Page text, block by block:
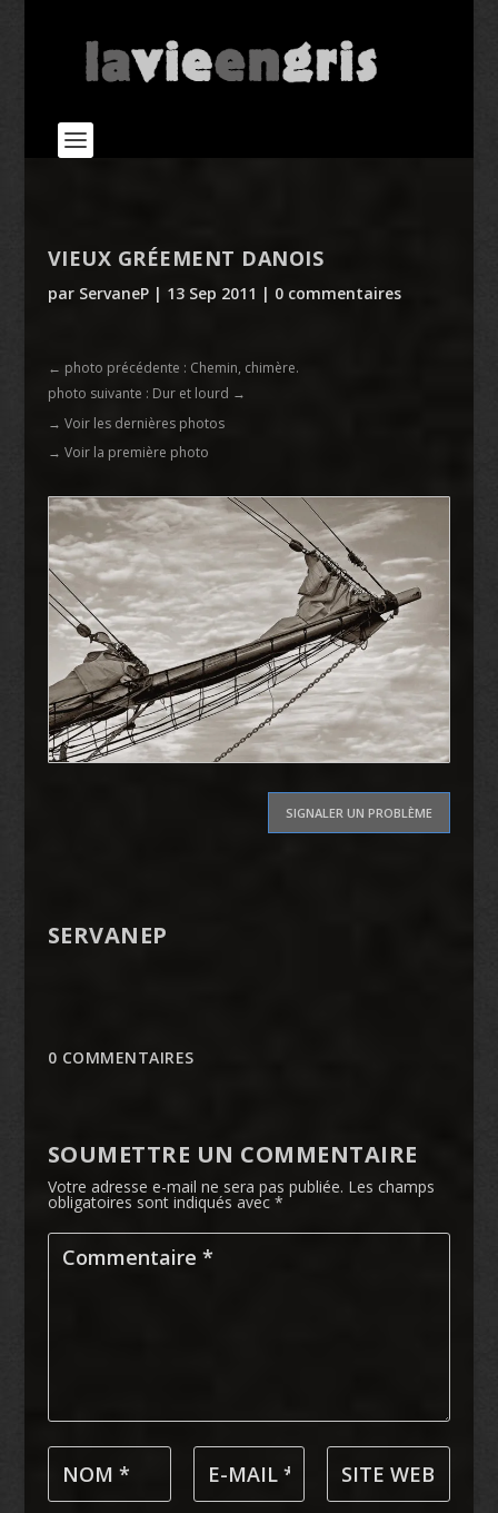
VIEUX GRÉEMENT DANOIS
par ServaneP| 13 Sep 2011 | 0 commentaires
← photo précédente : Chemin, chimère.
photo suivante : Dur et lourd →
→ Voir les dernières photos
→ Voir la première photo
SIGNALER UN PROBLÈME
SERVANEP
0 COMMENTAIRES
SOUMETTRE UN COMMENTAIRE
Votre adresse e-mail ne sera pas publiée. Les champs
obligatoires sont indiqués avec *